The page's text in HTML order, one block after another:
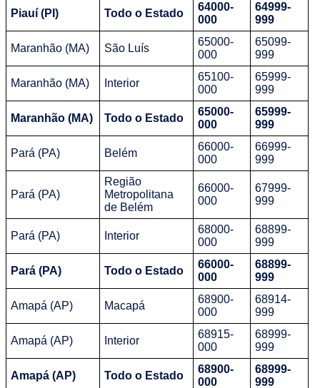
Piauí (PI) Todo o Estado
64000-
000
64999-
999
Maranhão (MA) São Luís
65000-
000
65099-
999
Maranhão (MA) Interior
65100-
000
65999-
999
Maranhão (MA) Todo o Estado
65000-
000
65999-
999
Pará (PA) Belém
66000-
000
66999-
999
Pará (PA)
Região
Metropolitana
de Belém
66000-
000
67999-
999
Pará (PA) Interior
68000-
000
68899-
999
Pará (PA) Todo o Estado
66000-
000
68899-
999
Amapá (AP) Macapá
68900-
000
68914-
999
Amapá (AP) Interior
68915-
000
68999-
999
Amapá (AP) Todo o Estado
68900-
000
68999-
999